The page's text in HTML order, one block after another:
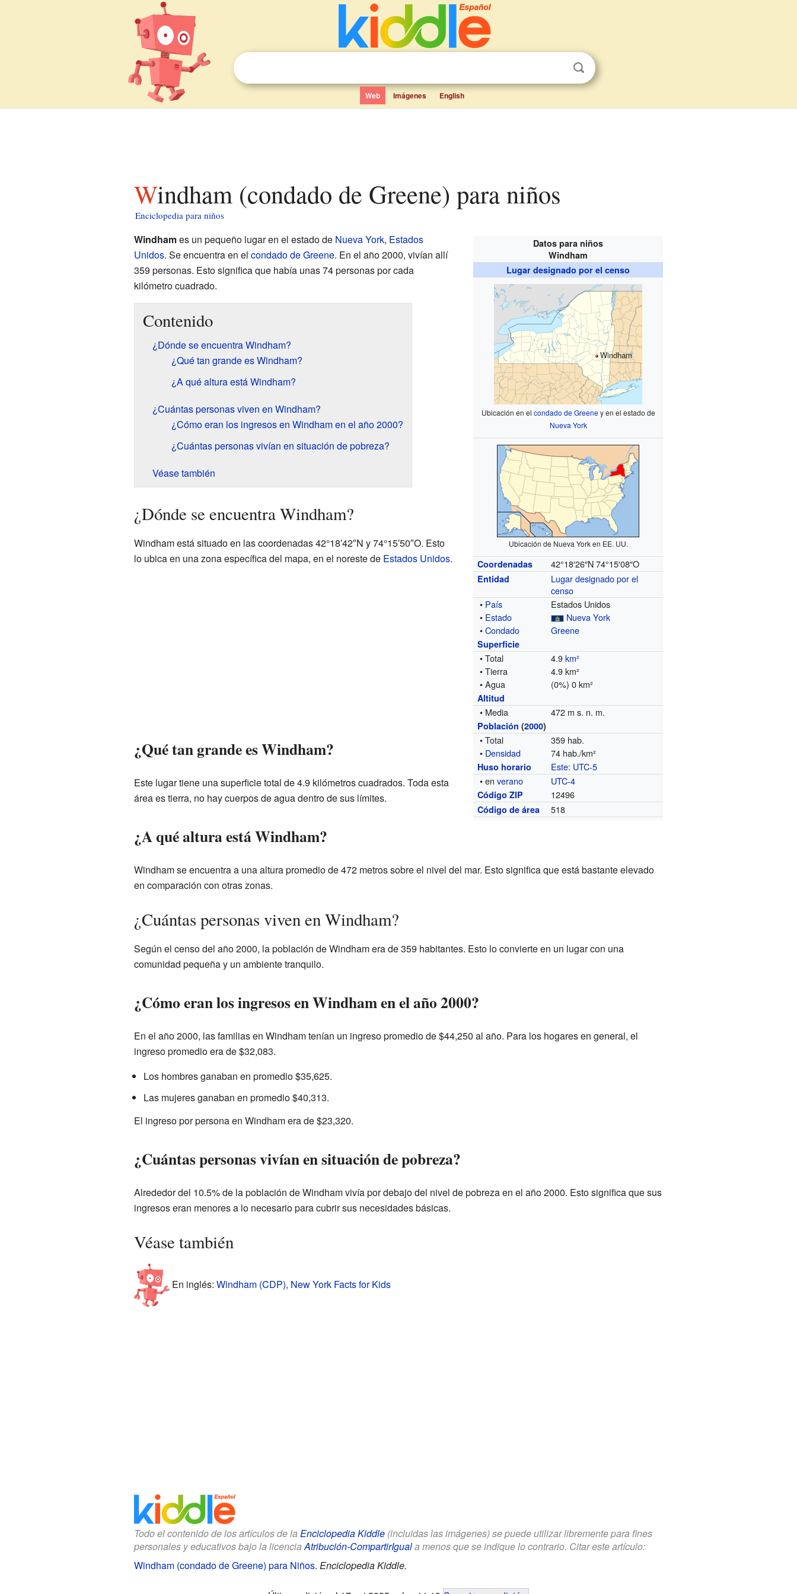
Web Imágenes English
Windham (condado de Greene) para niños
Enciclopedia para niños
Datos para niños
Windham
Lugar designado por el censo
Windham
Ubicación en el condado de Greeney en el estado de
Nueva York
Ubicación de Nueva York en EE. UU.
Coordenadas 42°18′26″N 74°15′08″O
Entidad
Lugar designado por el
censo
• País
Estados Unidos
• Estado
Nueva York
•Condado Greene
Superficie
• Total 4.9km²
• Tierra
4.9 km²
• Agua
(0%) 0 km²
Altitud
• Media 472 m s. n. m.
Población (2000)
• Total
359 hab.
• Densidad 74 hab./km²
Huso horario Este: UTC-5
• enverano UTC-4
Código ZIP 12496
Código de área 518
Windhames un pequeño lugar en el estado de Nueva York, Estados
Unidos. Se encuentra en el condado de Greene. En el año 2000, vivían allí
359 personas. Esto significa que había unas 74 personas por cada
kilómetro cuadrado.
Contenido
¿Dónde se encuentra Windham?
¿Qué tan grande es Windham?
¿A qué altura está Windham?
¿Cuántas personas viven en Windham?
¿Cómo eran los ingresos en Windham en el año 2000?
¿Cuántas personas vivían en situación de pobreza?
Véase también
¿Dónde se encuentra Windham?
Windham está situado en las coordenadas 42°18′42″N y 74°15′50″O. Esto
lo ubica en una zona específica del mapa, en el noreste de Estados Unidos.
¿Qué tan grande es Windham?
Este lugar tiene una superficie total de 4.9 kilómetros cuadrados. Toda esta
área es tierra, no hay cuerpos de agua dentro de sus límites.
¿A qué altura está Windham?
Windham se encuentra a una altura promedio de 472 metros sobre el nivel del mar. Esto significa que está bastante elevado
en comparación con otras zonas.
¿Cuántas personas viven en Windham?
Según el censo del año 2000, la población de Windham era de 359 habitantes. Esto lo convierte en un lugar con una
comunidad pequeña y un ambiente tranquilo.
¿Cómo eran los ingresos en Windham en el año 2000?
En el año 2000, las familias en Windham tenían un ingreso promedio de $44,250 al año. Para los hogares en general, el
ingreso promedio era de $32,083.
Los hombres ganaban en promedio $35,625.
Las mujeres ganaban en promedio $40,313.
El ingreso por persona en Windham era de $23,320.
¿Cuántas personas vivían en situación de pobreza?
Alrededor del 10.5% de la población de Windham vivía por debajo del nivel de pobreza en el año 2000. Esto significa que sus
ingresos eran menores a lo necesario para cubrir sus necesidades básicas.
Véase también
En inglés: Windham (CDP), New York Facts for Kids
Todo el contenido de los artículos de la Enciclopedia Kiddle(incluidas las imágenes) se puede utilizar libremente para fines
personales y educativos bajo la licenciaAtribución-CompartirIguala menos que se indique lo contrario. Citar este artículo:
Windham (condado de Greene) para Niños. Enciclopedia Kiddle.